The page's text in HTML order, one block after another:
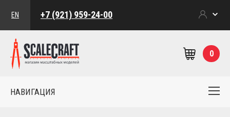
EN +7 (921) 959-24-00
0
НАВИГАЦИЯ